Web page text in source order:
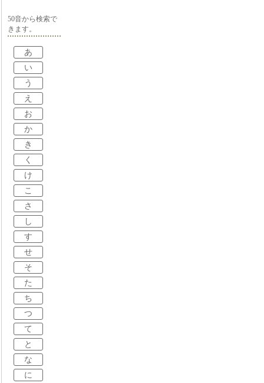
50音から検索で
きます。
あ
い
う
え
お
か
き
く
け
こ
さ
し
す
せ
そ
た
ち
つ
て
と
な
に